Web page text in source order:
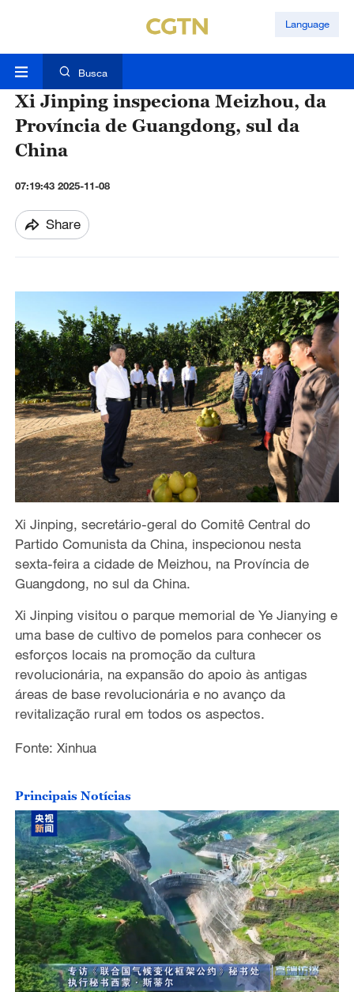
Language
Busca
Xi Jinping inspeciona Meizhou, da
Província de Guangdong, sul da
China
07:19:43 2025-11-08
Share
Xi Jinping, secretário-geral do Comitê Central do
Partido Comunista da China, inspecionou nesta
sexta-feira a cidade de Meizhou, na Província de
Guangdong, no sul da China.
Xi Jinping visitou o parque memorial de Ye Jianying e
uma base de cultivo de pomelos para conhecer os
esforços locais na promoção da cultura
revolucionária, na expansão do apoio às antigas
áreas de base revolucionária e no avanço da
revitalização rural em todos os aspectos.
Fonte: Xinhua
Principais Notícias